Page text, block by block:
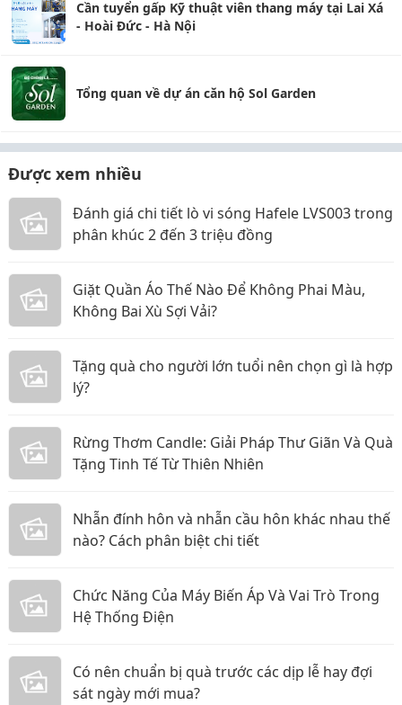
Cần tuyển gấp Kỹ thuật viên thang máy tại Lai Xá
- Hoài Đức - Hà Nội
Tổng quan về dự án căn hộ Sol Garden
Được xem nhiều
Đánh giá chi tiết lò vi sóng Hafele LVS003 trong
phân khúc 2 đến 3 triệu đồng
Giặt Quần Áo Thế Nào Để Không Phai Màu,
Không Bai Xù Sợi Vải?
Tặng quà cho người lớn tuổi nên chọn gì là hợp
lý?
Rừng Thơm Candle: Giải Pháp Thư Giãn Và Quà
Tặng Tinh Tế Từ Thiên Nhiên
Nhẫn đính hôn và nhẫn cầu hôn khác nhau thế
nào? Cách phân biệt chi tiết
Chức Năng Của Máy Biến Áp Và Vai Trò Trong
Hệ Thống Điện
Có nên chuẩn bị quà trước các dịp lễ hay đợi
sát ngày mới mua?